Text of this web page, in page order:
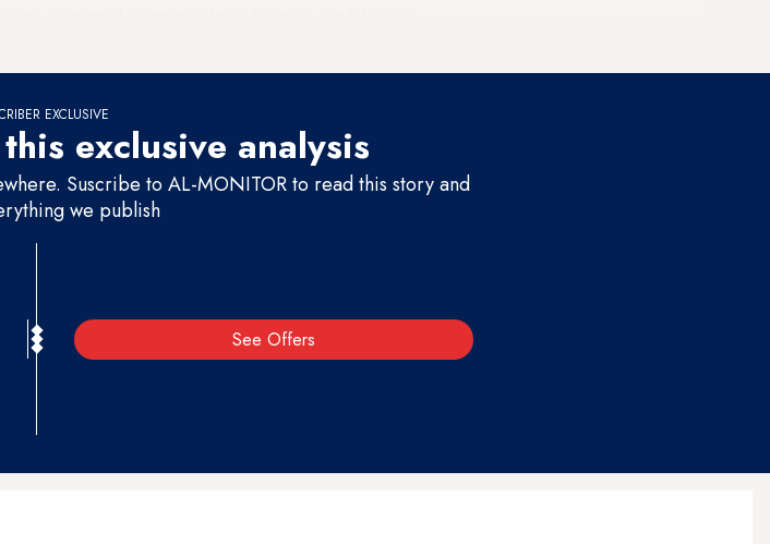
EXCLUSIVE
exclusive analysis
Suscribe to AL-MONITOR to read this story and
we publish
See Offers